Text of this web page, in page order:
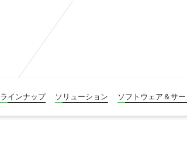
ラインナップ ソリューション ソフトウェア＆サー